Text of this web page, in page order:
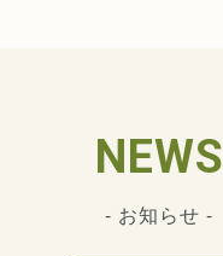
NEWS
- お知らせ -